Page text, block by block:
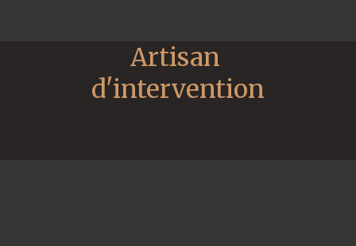
Artisan
d'intervention